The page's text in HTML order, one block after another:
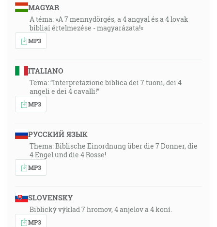
MAGYAR
A téma: »A 7 mennydörgés, a 4 angyal és a 4 lovak
bibliai értelmezése - magyarázata!«
MP3
ITALIANO
Tema: “Interpretazione biblica dei 7 tuoni, dei 4
angeli e dei 4 cavalli!”
MP3
РУССКИЙ ЯЗЫК
Thema: Biblische Einordnung über die 7 Donner, die
4 Engel und die 4 Rosse!
MP3
SLOVENSKY
Biblický výklad 7 hromov, 4 anjelov a 4 koní.
MP3